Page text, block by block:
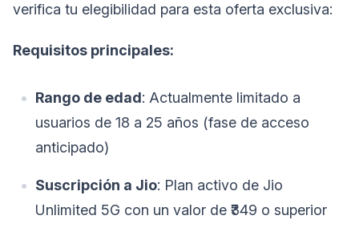
verifica tu elegibilidad para esta oferta exclusiva:
Requisitos principales:
Rango de edad: Actualmente limitado a
usuarios de 18 a 25 años (fase de acceso
anticipado)
Suscripción a Jio: Plan activo de Jio
Unlimited 5G con un valor de ₹349 o superior